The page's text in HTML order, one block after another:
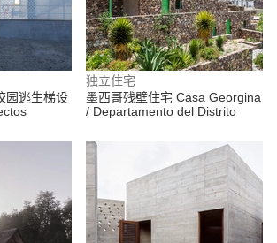
园逃生梯设
独立住宅
墨西哥残壁住宅 Casa Georgina
/ Departamento del Distrito